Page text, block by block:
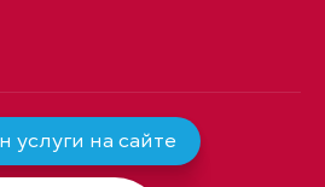
услуги на сайте